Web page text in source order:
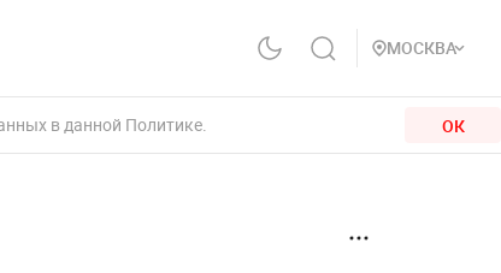
МОСКВА
в данной Политике. ОК